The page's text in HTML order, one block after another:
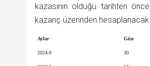
kazasının olduğu tarihten
kazanç üzerinden
Aylar Gün
2024-9 30